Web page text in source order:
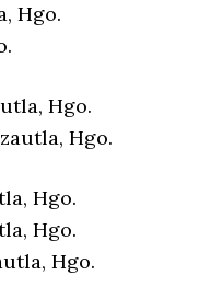
Hgo.
Hgo.
Hgo.
Hgo.
Hgo.
Hgo.